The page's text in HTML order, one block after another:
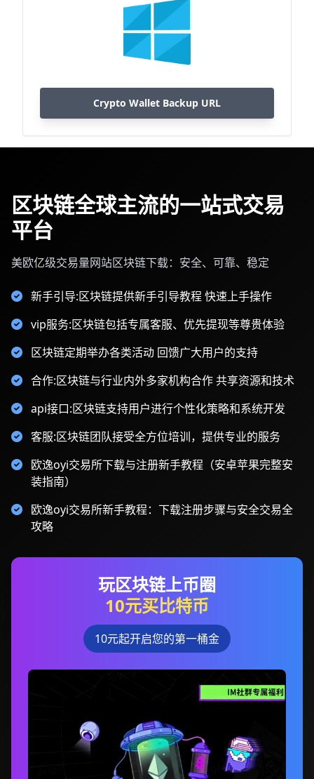
Crypto Wallet Backup URL
区块链全球主流的一站式交易
平台
美欧亿级交易量网站区块链下载：安全、可靠、稳定
新手引导:区块链提供新手引导教程 快速上手操作
vip服务:区块链包括专属客服、优先提现等尊贵体验
区块链定期举办各类活动 回馈广大用户的支持
合作:区块链与行业内外多家机构合作 共享资源和技术
api接口:区块链支持用户进行个性化策略和系统开发
客服:区块链团队接受全方位培训，提供专业的服务
欧逸oyi交易所下载与注册新手教程（安卓苹果完整安
装指南）
欧逸oyi交易所新手教程：下载注册步骤与安全交易全
攻略
玩区块链上币圈
10元买比特币
10元起开启您的第一桶金